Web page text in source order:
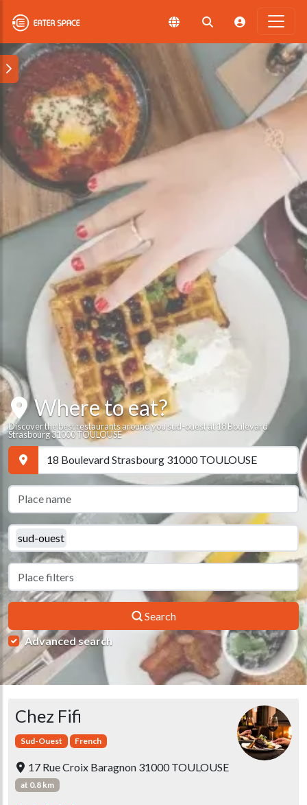
Where to eat?
Discover the best restaurants around you sud-ouest at 18 Boulevard
Strasbourg 31000 TOULOUSE
sud-ouest
Search
Advanced search
Chez Fifi
Sud-Ouest French
17 Rue Croix Baragnon 31000 TOULOUSE
at 0.8 km